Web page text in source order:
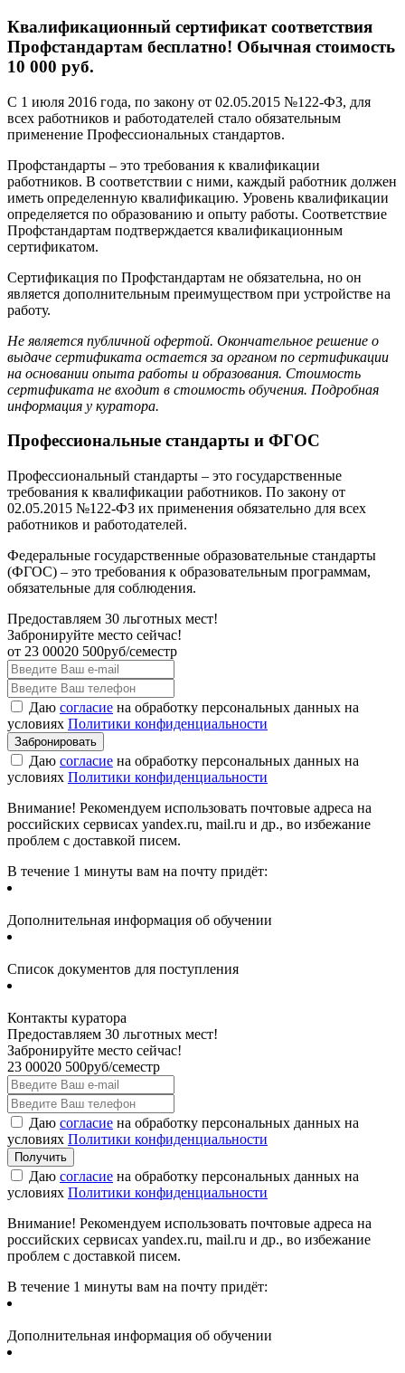
Квалификационный сертификат соответствия
Профстандартам бесплатно! Обычная стоимость
10 000 руб.
С 1 июля 2016 года, по закону от 02.05.2015 №122-ФЗ, для
всех работников и работодателей стало обязательным
применение Профессиональных стандартов.
Профстандарты – это требования к квалификации
работников. В соответствии с ними, каждый работник должен
иметь определенную квалификацию. Уровень квалификации
определяется по образованию и опыту работы. Соответствие
Профстандартам подтверждается квалификационным
сертификатом.
Сертификация по Профстандартам не обязательна, но он
является дополнительным преимуществом при устройстве на
работу.
Не является публичной офертой. Окончательное решение о
выдаче сертификата остается за органом по сертификации
на основании опыта работы и образования. Стоимость
сертификата не входит в стоимость обучения. Подробная
информация у куратора.
Профессиональные стандарты и ФГОС
Профессиональный стандарты – это государственные
требования к квалификации работников. По закону от
02.05.2015 №122-ФЗ их применения обязательно для всех
работников и работодателей.
Федеральные государственные образовательные стандарты
(ФГОС) – это требования к образовательным программам,
обязательные для соблюдения.
Предоставляем 30 льготных мест!
Забронируйте место сейчас!
от 23 00020 500руб/семестр
Даю согласие на обработку персональных данных на
условиях Политики конфиденциальности
Даю согласие на обработку персональных данных на
условиях Политики конфиденциальности
Внимание! Рекомендуем использовать почтовые адреса на
российских сервисах yandex.ru, mail.ru и др., во избежание
проблем с доставкой писем.
В течение 1 минуты вам на почту придёт:
Дополнительная информация об обучении
Список документов для поступления
Контакты куратора
Предоставляем 30 льготных мест!
Забронируйте место сейчас!
23 00020 500руб/семестр
Даю согласие на обработку персональных данных на
условиях Политики конфиденциальности
Даю согласие на обработку персональных данных на
условиях Политики конфиденциальности
Внимание! Рекомендуем использовать почтовые адреса на
российских сервисах yandex.ru, mail.ru и др., во избежание
проблем с доставкой писем.
В течение 1 минуты вам на почту придёт:
Дополнительная информация об обучении